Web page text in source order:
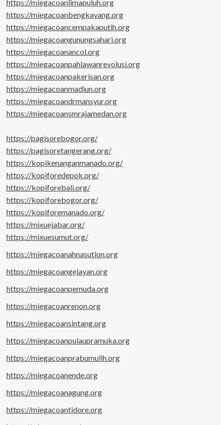
https://miegacoanlimapuluh.org
https://miegacoanbengkayang.org
https://miegacoancempakaputih.org
https://miegacoangunungsahari.org
https://miegacoanancol.org
https://miegacoanpahlawanrevolusi.org
https://miegacoanpakerisan.org
https://miegacoanmadiun.org
https://miegacoandrmansyur.org
https://miegacoansmrajamedan.org
https://pagisorebogor.org/
https://pagisoretangerang.org/
https://kopikenanganmanado.org/
https://kopiforedepok.org/
https://kopiforebali.org/
https://kopiforebogor.org/
https://kopiforemanado.org/
https://mixuejabar.org/
https://mixuesumut.org/
https://miegacoanahnasution.org
https://miegacoangejayan.org
https://miegacoanpemuda.org
https://miegacoanrenon.org
https://miegacoansintang.org
https://miegacoanpulaupramuka.org
https://miegacoanprabumulih.org
https://miegacoanende.org
https://miegacoanagung.org
https://miegacoantidore.org